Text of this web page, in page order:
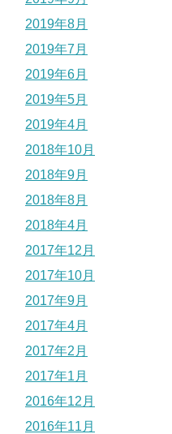
2019年8月
2019年7月
2019年6月
2019年5月
2019年4月
2018年10月
2018年9月
2018年8月
2018年4月
2017年12月
2017年10月
2017年9月
2017年4月
2017年2月
2017年1月
2016年12月
2016年11月